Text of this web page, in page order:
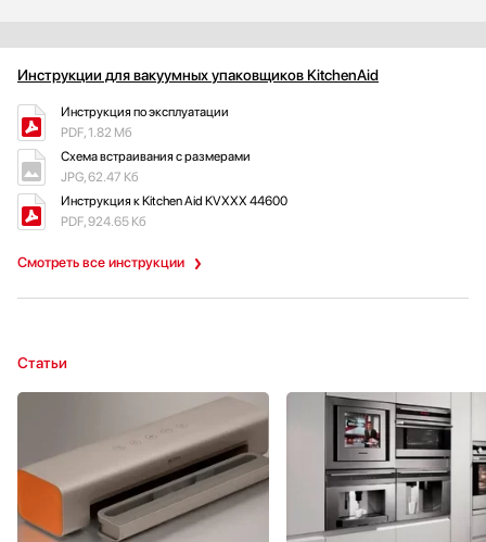
Инструкции для вакуумных упаковщиков KitchenAid
Смотреть все инструкции
Инструкция по эксплуатации
PDF, 1.82 Мб
Схема встраивания с размерами
JPG, 62.47 Кб
Инструкция к Kitchen Aid KVXXX 44600
PDF, 924.65 Кб
Статьи